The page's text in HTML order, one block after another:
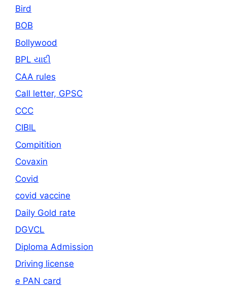
Bird
BOB
Bollywood
BPL યાદી
CAA rules
Call letter, GPSC
CCC
CIBIL
Compitition
Covaxin
Covid
covid vaccine
Daily Gold rate
DGVCL
Diploma Admission
Driving license
e PAN card